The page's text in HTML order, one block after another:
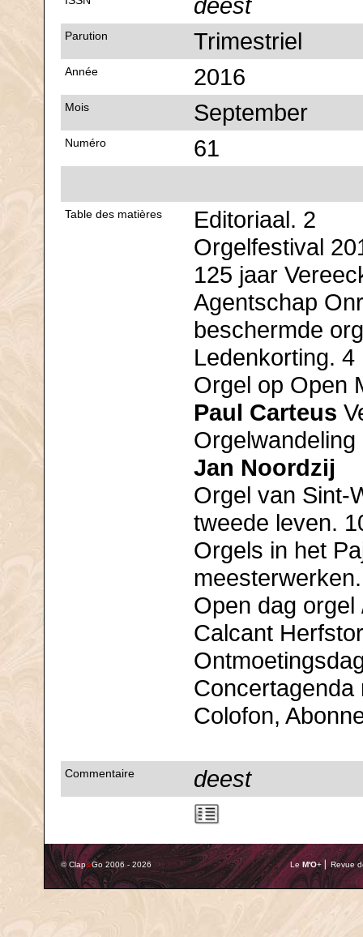
deest
Parution Trimestriel
Année 2016
Mois September
Numéro 61
Table des matières
Editoriaal. 2
Orgelfestival
125 jaar
Agentschap
beschermde
Ledenkorting. 4
Orgel op Open
Paul Carteus
Orgelwandeling
Jan Noordzij
Orgel van Sint-
tweede leven.
Orgels in het
Open dag orgel
Calcant
Concertagenda
Colofon,
Commentaire deest
© Clap&Go 2006 - 2026 Le M'O+ ⎢ Revue